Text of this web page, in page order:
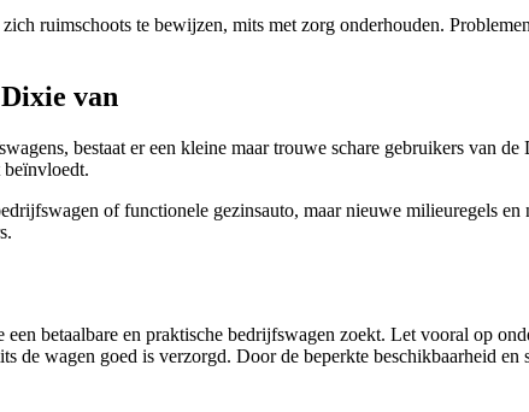
ruimschoots te bewijzen, mits met zorg onderhouden.
van
bestaat er een kleine maar trouwe schare gebruikers van
beïnvloedt.
of functionele gezinsauto, maar nieuwe milieuregels
betaalbare en praktische bedrijfswagen zoekt. Let vooral op
wagen goed is verzorgd. Door de beperkte beschikbaarheid